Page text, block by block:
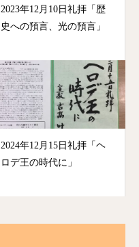
2023年12月10日礼拝「歴
史への預言、光の預言」
2024年12月15日礼拝「ヘ
ロデ王の時代に」